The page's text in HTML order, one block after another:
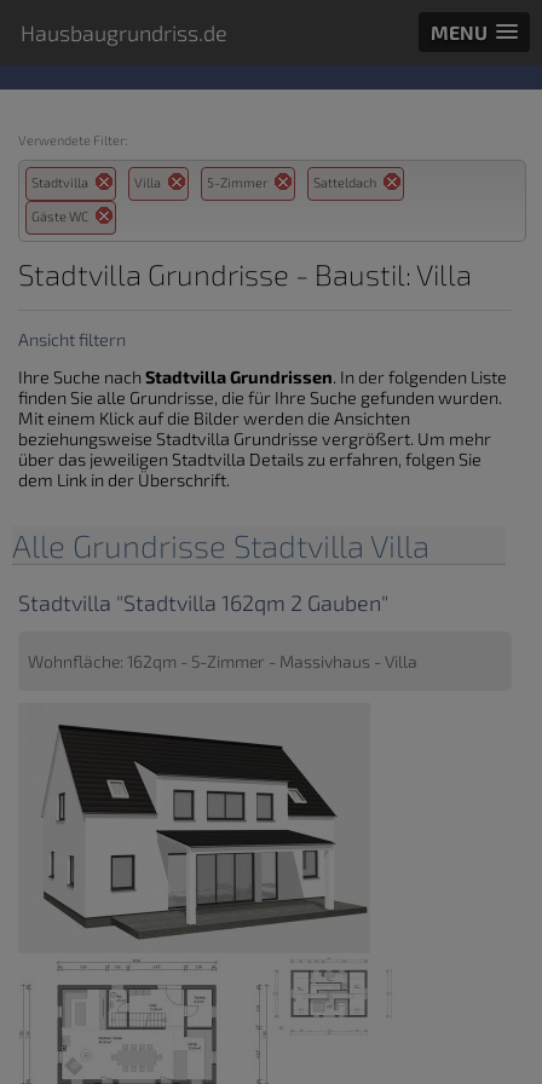
Hausbaugrundriss.de MENU
Verwendete Filter:
Stadtvilla Villa 5-Zimmer Satteldach
Gäste WC
Stadtvilla Grundrisse - Baustil: Villa
Ansicht filtern
Ihre Suche nach Stadtvilla Grundrissen. In der folgenden Liste
finden Sie alle Grundrisse, die für Ihre Suche gefunden wurden.
Mit einem Klick auf die Bilder werden die Ansichten
beziehungsweise Stadtvilla Grundrisse vergrößert. Um mehr
über das jeweiligen Stadtvilla Details zu erfahren, folgen Sie
dem Link in der Überschrift.
Alle Grundrisse Stadtvilla Villa
Stadtvilla "Stadtvilla 162qm 2 Gauben"
Wohnfläche: 162qm - 5-Zimmer - Massivhaus - Villa